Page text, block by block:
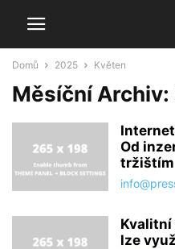
Domů 2025 Květen
Měsíční
Od
tržištím
Kvalitní
lze